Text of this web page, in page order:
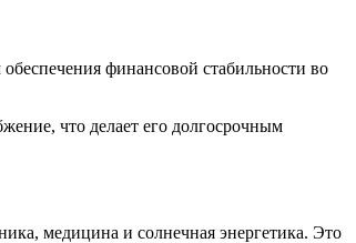
финансовой стабильности во
что делает его долгосрочным
медицина и солнечная энергетика. Это